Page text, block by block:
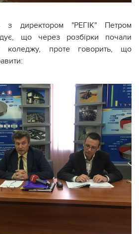
з директором "РЕГІК" Петром
що через розбірки почали
коледжу, проте говорить, що